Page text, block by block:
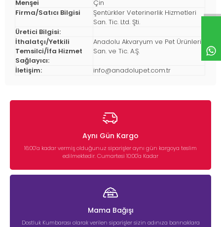
Menşei
Çin
Firma/Satıcı Bilgisi
Şentürkler Veterinerlik Hizmetleri
San. Tic. Ltd. Şti.
Üretici Bilgisi:
İthalatçı/Yetkili
Temsilci/İfa Hizmet
Sağlayıcı:
Anadolu Akvaryum ve Pet Ürünleri
San. ve Tic. A.Ş.
İletişim: info@anadolupet.com.tr
Aynı Gün Kargo
16:00’a kadar vermiş olduğunuz siparişler aynı gün kargoya teslim
edilmektedir. Cumartesi 10:00'a Kadar
Mama Bağışı
Dostluk Kumbarası olarak verilen siparişler sizin adınıza barınaklara